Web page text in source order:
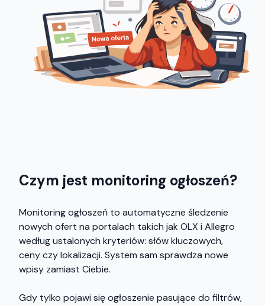
Czym jest monitoring ogłoszeń?
Monitoring ogłoszeń to automatyczne śledzenie
nowych ofert na portalach takich jak OLX i Allegro
według ustalonych kryteriów: słów kluczowych,
ceny czy lokalizacji. System sam sprawdza nowe
wpisy zamiast Ciebie.
Gdy tylko pojawi się ogłoszenie pasujące do filtrów,